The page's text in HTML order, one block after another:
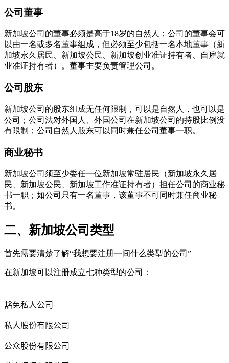
公司董事
新加坡公司的董事必须是高于18岁的自然人；公司的董事会可
以由一名或多名董事组成，但必须至少包括一名本地董事（新
加坡永久居民、新加坡公民、新加坡创业准证持有者、自雇就
业准证持有者）。董事主要负责管理公司。
公司股东
新加坡公司的股东组成无任何限制，可以是自然人，也可以是
公司；公司法对外国人、外国公司在新加坡公司的持股比例没
有限制；公司自然人股东可以同时兼任公司董事一职。
商业秘书
新加坡公司须至少委任一位新加坡常驻居民（新加坡永久居
民、新加坡公民、新加坡工作准证持有者）担任公司的商业秘
书一职；如公司只有一名董事，该董事不可同时兼任商业秘
书。
二、新加坡公司类型
首先需要清楚了解“我想要注册一间什么类型的公司”
在新加坡可以注册成立七种类型的公司：
豁免私人公司
私人股份有限公司
公众股份有限公司